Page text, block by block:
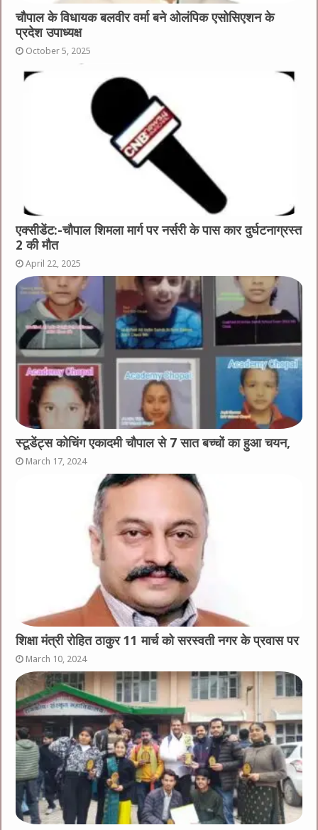
चौपाल के विधायक बलवीर वर्मा बने ओलंपिक एसोसिएशन के
प्रदेश उपाध्यक्ष
October 5, 2025
एक्सीडेंट:-चौपाल शिमला मार्ग पर नर्सरी के पास कार दुर्घटनाग्रस्त
2 की मौत
April 22, 2025
स्टूडेंट्स कोचिंग एकादमी चौपाल से 7 सात बच्चों का हुआ चयन,
March 17, 2024
शिक्षा मंत्री रोहित ठाकुर 11 मार्च को सरस्वती नगर के प्रवास पर
March 10, 2024